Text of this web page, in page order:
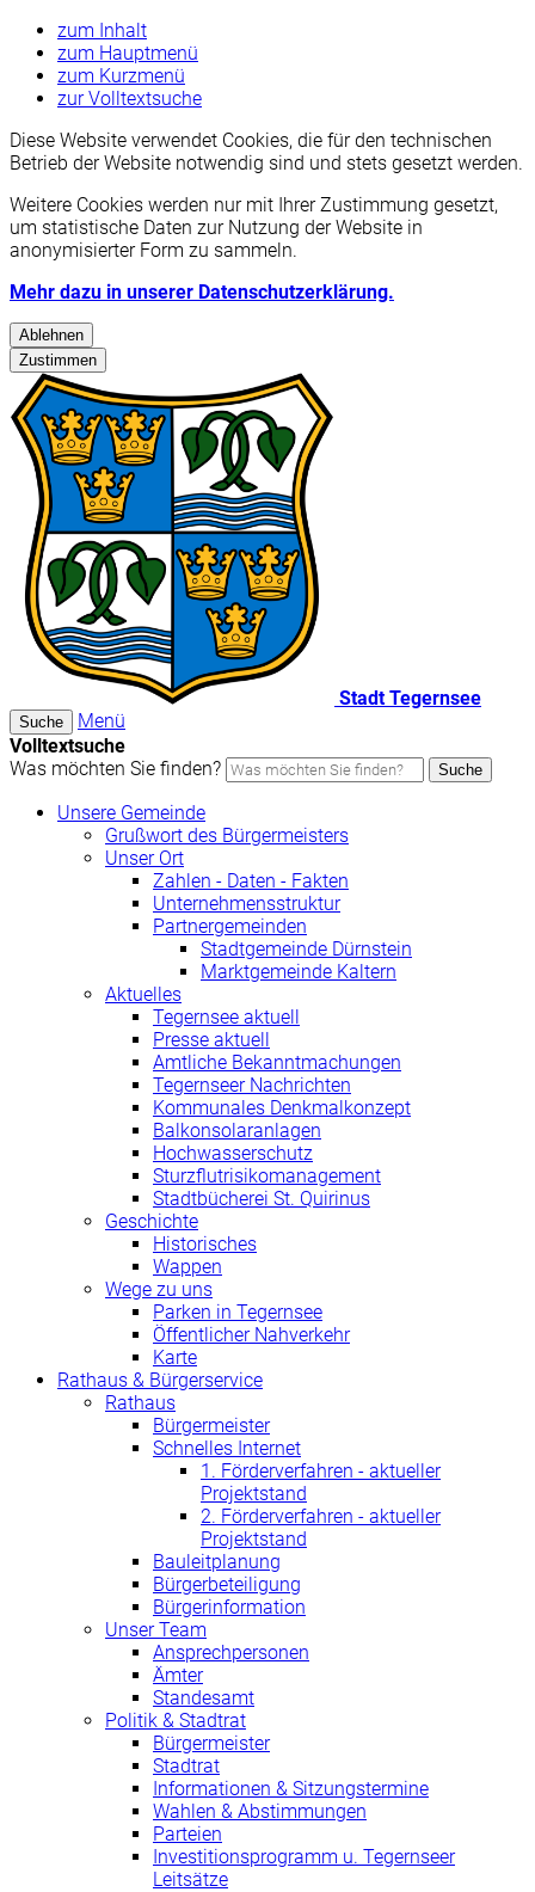
zum Inhalt
zum Hauptmenü
zum Kurzmenü
zur Volltextsuche
Diese Website verwendet Cookies, die für den technischen
Betrieb der Website notwendig sind und stets gesetzt werden.
Weitere Cookies werden nur mit Ihrer Zustimmung gesetzt,
um statistische Daten zur Nutzung der Website in
anonymisierter Form zu sammeln.
Mehr dazu in unserer Datenschutzerklärung.
Ablehnen
Zustimmen
Stadt Tegernsee
Suche
Menü
Volltextsuche
Was möchten Sie finden?
Suche
Unsere Gemeinde
Grußwort des Bürgermeisters
Unser Ort
Zahlen - Daten - Fakten
Unternehmensstruktur
Partnergemeinden
Stadtgemeinde Dürnstein
Marktgemeinde Kaltern
Aktuelles
Tegernsee aktuell
Presse aktuell
Amtliche Bekanntmachungen
Tegernseer Nachrichten
Kommunales Denkmalkonzept
Balkonsolaranlagen
Hochwasserschutz
Sturzflutrisikomanagement
Stadtbücherei St. Quirinus
Geschichte
Historisches
Wappen
Wege zu uns
Parken in Tegernsee
Öffentlicher Nahverkehr
Karte
Rathaus & Bürgerservice
Rathaus
Bürgermeister
Schnelles Internet
1. Förderverfahren - aktueller
Projektstand
2. Förderverfahren - aktueller
Projektstand
Bauleitplanung
Bürgerbeteiligung
Bürgerinformation
Unser Team
Ansprechpersonen
Ämter
Standesamt
Politik & Stadtrat
Bürgermeister
Stadtrat
Informationen & Sitzungstermine
Wahlen & Abstimmungen
Parteien
Investitionsprogramm u. Tegernseer
Leitsätze